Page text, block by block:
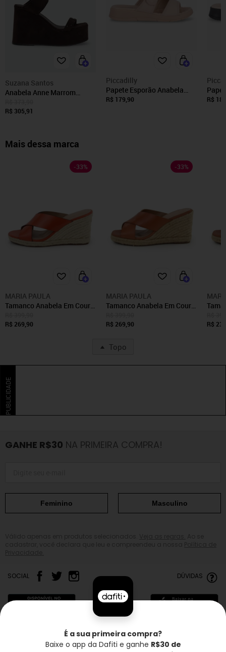
Suzana Santos
Anabela Anne Marrom
R$ 305,91
Piccadilly
Papete Esporão Anabela
Médio Rose
R$ 179,90 R$
Mais dessa marca
-33%
MARIA PAULA
Tamanco Anabela Em Couro
Largas Cordas Caju
R$ 269,90
-33%
MARIA PAULA
Tamanco Anabela Em Couro
Largas Cordas Rusty
R$ 269,90
R$
Topo
PUBLICIDADE
GANHE R$30 NA PRIMEIRA COMPRA!
Feminino Masculino
SOCIAL DÚVIDAS
Frete grátis* Troca grátis Entrega rápida
É a sua primeira compra?
Baixe o app da Dafiti e ganhe R$30 de